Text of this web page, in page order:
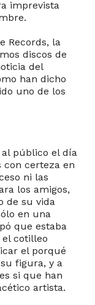
imprevista
Records, la
discos de
del
han dicho
uno de los
público el día
con certeza en
ni las
los amigos,
de su vida
en una
que estaba
el cotilleo
el porqué
figura, y a
si que han
artista.